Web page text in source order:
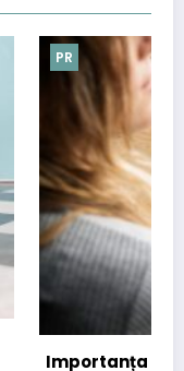
de presă în